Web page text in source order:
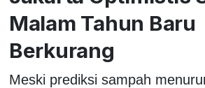
Malam Tahun Baru
Berkurang
Meski prediksi sampah